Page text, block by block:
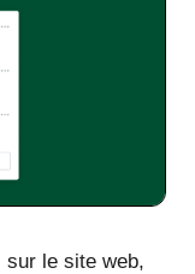
le site web,